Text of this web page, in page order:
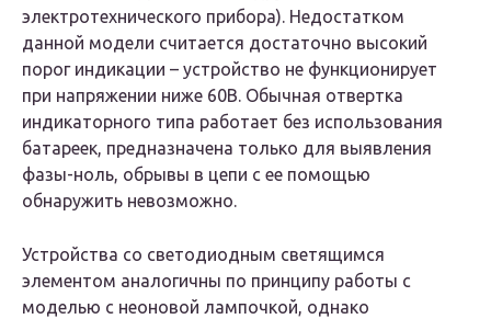
электротехнического прибора). Недостатком
данной модели считается достаточно высокий
порог индикации – устройство не функционирует
при напряжении ниже 60В. Обычная отвертка
индикаторного типа работает без использования
батареек, предназначена только для выявления
фазы-ноль, обрывы в цепи с ее помощью
обнаружить невозможно.
Устройства со светодиодным светящимся
элементом аналогичны по принципу работы с
моделью с неоновой лампочкой, однако